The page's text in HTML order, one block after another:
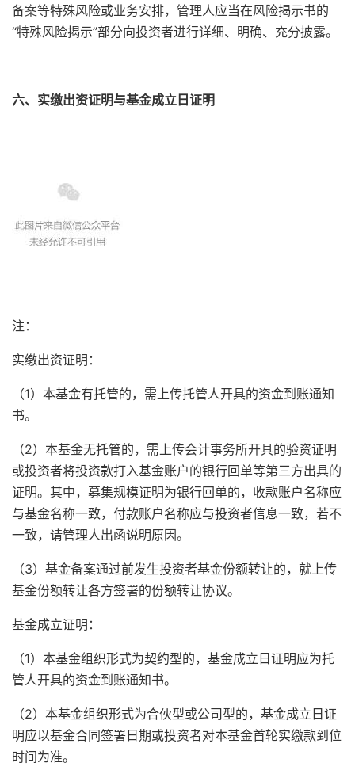
备案等特殊风险或业务安排，管理人应当在风险揭示书的
“特殊风险揭示”部分向投资者进行详细、明确、充分披露。
六、实缴出资证明与基金成立日证明
注：
实缴出资证明：
（1）本基金有托管的，需上传托管人开具的资金到账通知
书。
（2）本基金无托管的，需上传会计事务所开具的验资证明
或投资者将投资款打入基金账户的银行回单等第三方出具的
证明。其中，募集规模证明为银行回单的，收款账户名称应
与基金名称一致，付款账户名称应与投资者信息一致，若不
一致，请管理人出函说明原因。
（3）基金备案通过前发生投资者基金份额转让的，就上传
基金份额转让各方签署的份额转让协议。
基金成立证明：
（1）本基金组织形式为契约型的，基金成立日证明应为托
管人开具的资金到账通知书。
（2）本基金组织形式为合伙型或公司型的，基金成立日证
明应以基金合同签署日期或投资者对本基金首轮实缴款到位
时间为准。